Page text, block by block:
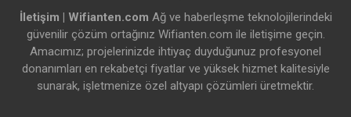
İletişim | Wifianten.com Ağ ve haberleşme teknolojilerindeki
güvenilir çözüm ortağınız Wifianten.com ile iletişime geçin.
Amacımız; projelerinizde ihtiyaç duyduğunuz profesyonel
donanımları en rekabetçi fiyatlar ve yüksek hizmet kalitesiyle
sunarak, işletmenize özel altyapı çözümleri üretmektir.